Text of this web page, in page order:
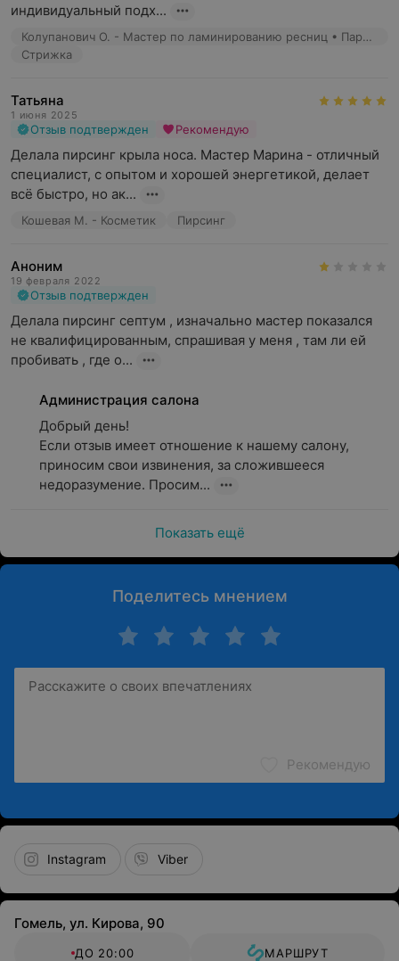
индивидуальный подх...
Колупанович О. - Мастер по ламинированию ресниц • Парикмахер
Стрижка
Татьяна
1 июня 2025
Отзыв подтвержден Рекомендую
Делала пирсинг крыла носа. Мастер Марина - отличный
специалист, с опытом и хорошей энергетикой, делает
всё быстро, но ак...
Кошевая М. - Косметик Пирсинг
Аноним
19 февраля 2022
Отзыв подтвержден
Делала пирсинг септум , изначально мастер показался
не квалифицированным, спрашивая у меня , там ли ей
пробивать , где о...
Администрация салона
Добрый день!
Если отзыв имеет отношение к нашему салону,
приносим свои извинения, за сложившееся
недоразумение. Просим...
Показать ещё
Поделитесь мнением
Рекомендую
Instagram Viber
Гомель, ул. Кирова, 90
ДО 20:00 МАРШРУТ